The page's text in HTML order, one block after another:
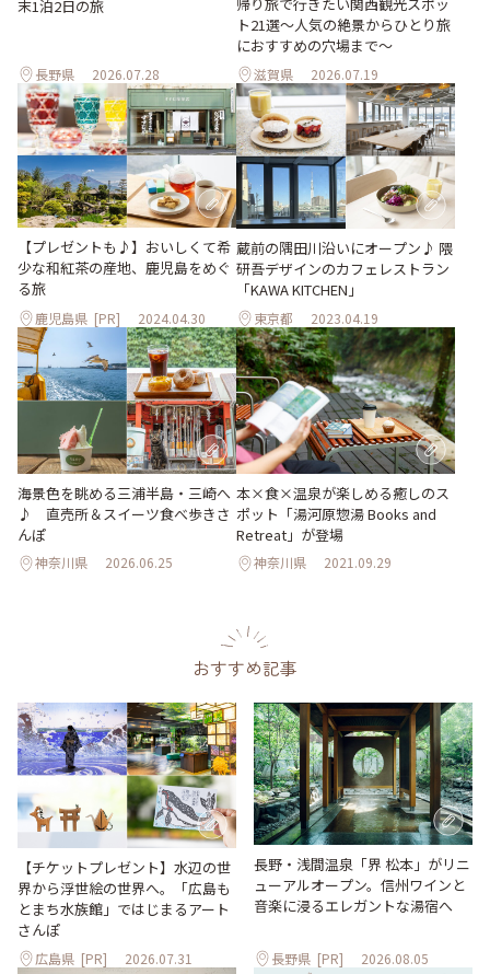
末1泊2日の旅
長野県 2026.07.28
ト21選～人気の絶景からひとり旅
におすすめの穴場まで～
滋賀県 2026.07.19
【プレゼントも♪】おいしくて希
少な和紅茶の産地、鹿児島をめぐ
る旅
鹿児島県 [PR] 2024.04.30
蔵前の隅田川沿いにオープン♪ 隈
研吾デザインのカフェレストラン
「KAWA KITCHEN」
東京都 2023.04.19
海景色を眺める三浦半島・三崎へ
♪ 直売所＆スイーツ食べ歩きさ
んぽ
神奈川県 2026.06.25
本×食×温泉が楽しめる癒しのス
ポット「湯河原惣湯 Books and
Retreat」が登場
神奈川県 2021.09.29
おすすめ記事
【チケットプレゼント】水辺の世
界から浮世絵の世界へ。「広島も
とまち水族館」ではじまるアート
さんぽ
広島県 [PR] 2026.07.31
長野・浅間温泉「界 松本」がリニ
ューアルオープン。信州ワインと
音楽に浸るエレガントな湯宿へ
長野県 [PR] 2026.08.05